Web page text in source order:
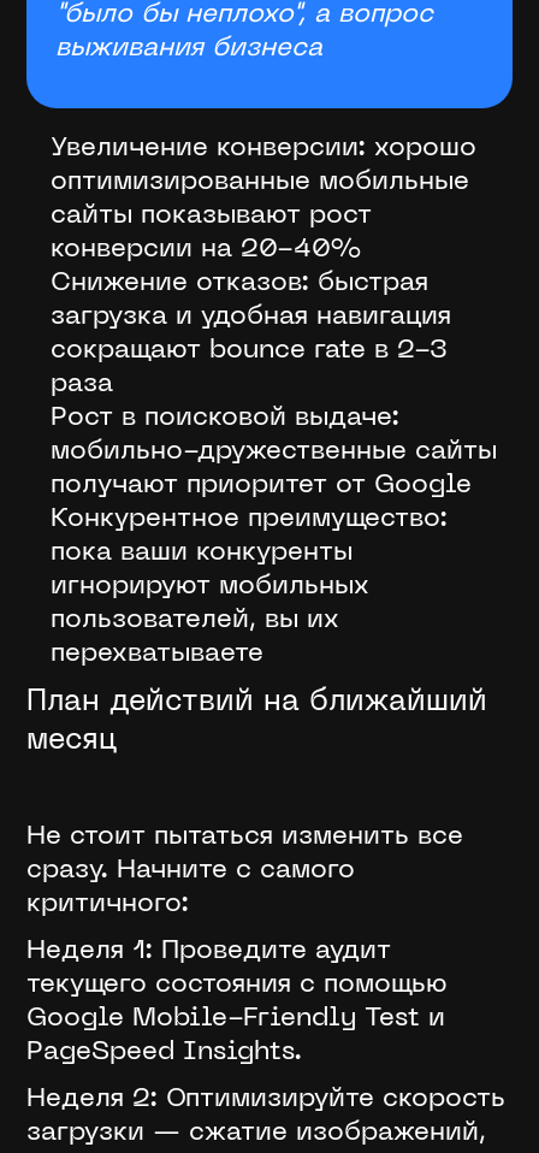
"было бы неплохо", а вопрос
выживания бизнеса
Увеличение конверсии: хорошо
оптимизированные мобильные
сайты показывают рост
конверсии на 20-40%
Снижение отказов: быстрая
загрузка и удобная навигация
сокращают bounce rate в 2-3
раза
Рост в поисковой выдаче:
мобильно-дружественные сайты
получают приоритет от Google
Конкурентное преимущество:
пока ваши конкуренты
игнорируют мобильных
пользователей, вы их
перехватываете
План действий на ближайший
месяц
Не стоит пытаться изменить все
сразу. Начните с самого
критичного:
Неделя 1: Проведите аудит
текущего состояния с помощью
Google Mobile-Friendly Test и
PageSpeed Insights.
Неделя 2: Оптимизируйте скорость
загрузки — сжатие изображений,